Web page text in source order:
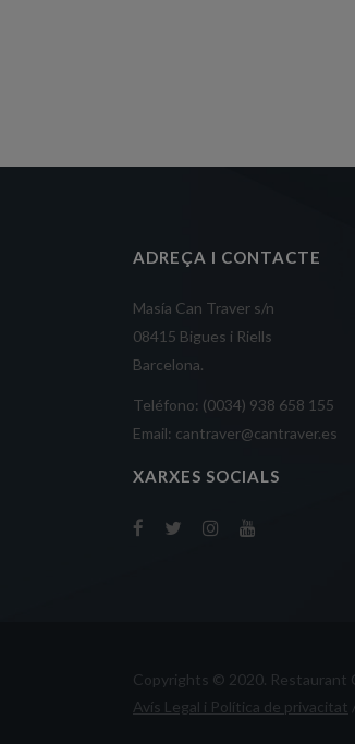
ADREÇA I CONTACTE
Masía Can Traver s/n
08415 Bigues i Riells
Barcelona.
Teléfono: (0034) 938 658 155
Email: cantraver@cantraver.es
XARXES SOCIALS
Copyrights © 2020. Restaurant
Avís Legal i Política de privacitat